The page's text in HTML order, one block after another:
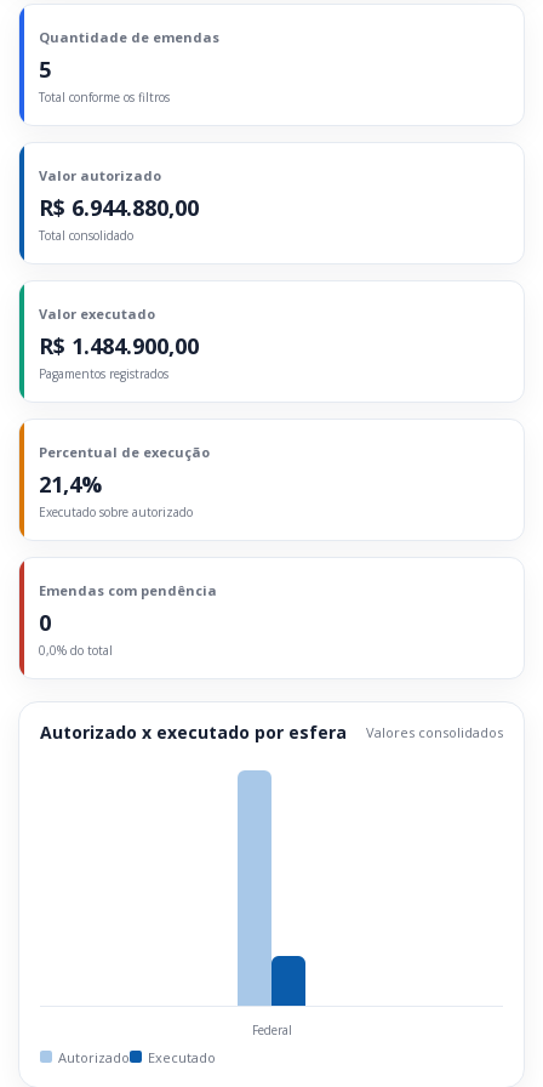
Quantidade de emendas
5
Total conforme os filtros
Valor autorizado
R$ 6.944.880,00
Total consolidado
Valor executado
R$ 1.484.900,00
Pagamentos registrados
Percentual de execução
21,4%
Executado sobre autorizado
Emendas com pendência
0
0,0% do total
Autorizado x executado por esfera Valores consolidados
Federal
Autorizado Executado